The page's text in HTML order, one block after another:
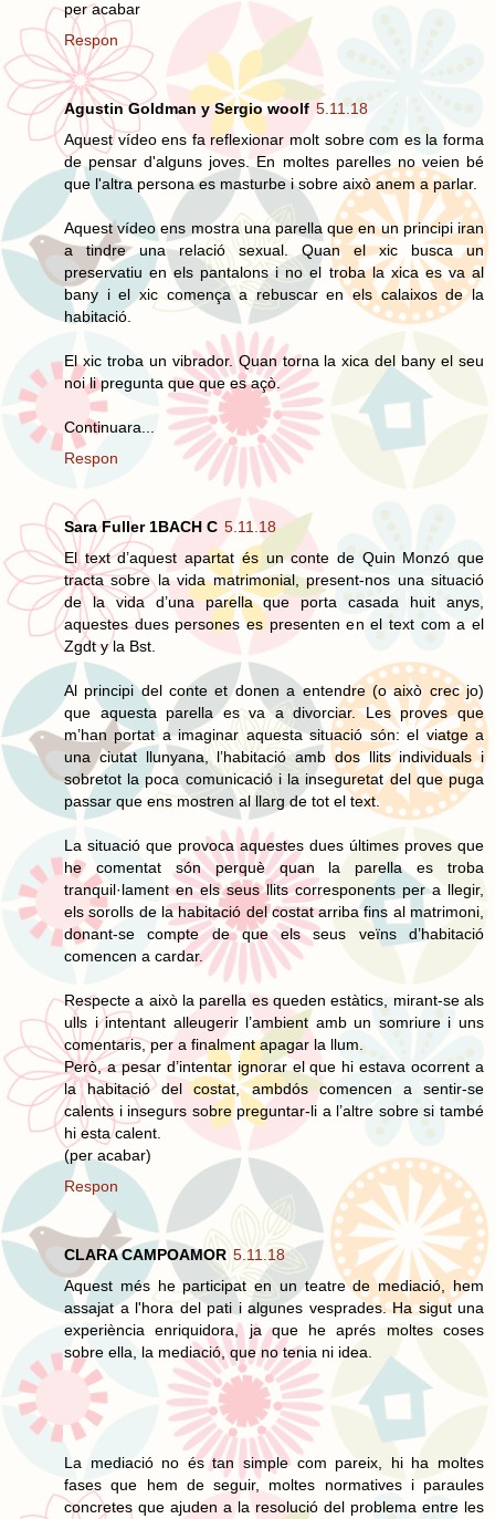
per acabar
Respon
Agustin Goldman y Sergio woolf 5.11.18
Aquest vídeo ens fa reflexionar molt sobre com es la forma
de pensar d'alguns joves. En moltes parelles no veien bé
que l'altra persona es masturbe i sobre això anem a parlar.
Aquest vídeo ens mostra una parella que en un principi iran
a tindre una relació sexual. Quan el xic busca un
preservatiu en els pantalons i no el troba la xica es va al
bany i el xic comença a rebuscar en els calaixos de la
habitació.
El xic troba un vibrador. Quan torna la xica del bany el seu
noi li pregunta que que es açò.
Continuara...
Respon
Sara Fuller 1BACH C 5.11.18
El text d’aquest apartat és un conte de Quin Monzó que
tracta sobre la vida matrimonial, present-nos una situació
de la vida d’una parella que porta casada huit anys,
aquestes dues persones es presenten en el text com a el
Zgdt y la Bst.
Al principi del conte et donen a entendre (o això crec jo)
que aquesta parella es va a divorciar. Les proves que
m’han portat a imaginar aquesta situació són: el viatge a
una ciutat llunyana, l’habitació amb dos llits individuals i
sobretot la poca comunicació i la inseguretat del que puga
passar que ens mostren al llarg de tot el text.
La situació que provoca aquestes dues últimes proves que
he comentat són perquè quan la parella es troba
tranquil·lament en els seus llits corresponents per a llegir,
els sorolls de la habitació del costat arriba fins al matrimoni,
donant-se compte de que els seus veïns d’habitació
comencen a cardar.
Respecte a això la parella es queden estàtics, mirant-se als
ulls i intentant alleugerir l’ambient amb un somriure i uns
comentaris, per a finalment apagar la llum.
Però, a pesar d’intentar ignorar el que hi estava ocorrent a
la habitació del costat, ambdós comencen a sentir-se
calents i insegurs sobre preguntar-li a l’altre sobre si també
hi esta calent.
(per acabar)
Respon
CLARA CAMPOAMOR 5.11.18
Aquest més he participat en un teatre de mediació, hem
assajat a l'hora del pati i algunes vesprades. Ha sigut una
experiència enriquidora, ja que he aprés moltes coses
sobre ella, la mediació, que no tenia ni idea.
La mediació no és tan simple com pareix, hi ha moltes
fases que hem de seguir, moltes normatives i paraules
concretes que ajuden a la resolució del problema entre les